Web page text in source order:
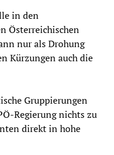
in den
Österreichischen
nur als Drohung
Kürzungen auch die
Gruppierungen
Regierung nichts zu
direkt in hohe